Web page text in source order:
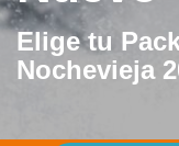
Elige tu
Nochevieja